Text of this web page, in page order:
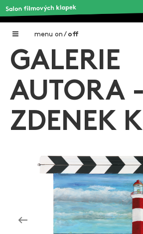
menu on / off
Home
Galerie filmových klapek
Autoři filmových klapek
Aktuální výstavy
Aukce filmových klapek
Aktuality
Zlín Film Festival
GALERIE
AUTORA -
ZDENEK